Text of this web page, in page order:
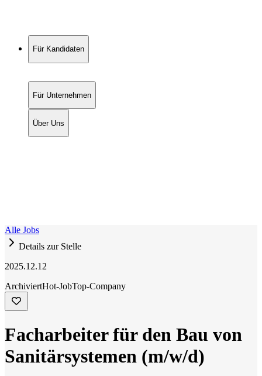
Für Kandidaten
Für Unternehmen
Über Uns
Alle Jobs
Details zur Stelle
2025.12.12
ArchiviertHot-JobTop-Company
Facharbeiter für den Bau von
Sanitärsystemen (m/w/d)